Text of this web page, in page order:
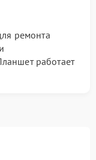
ремонта
работает